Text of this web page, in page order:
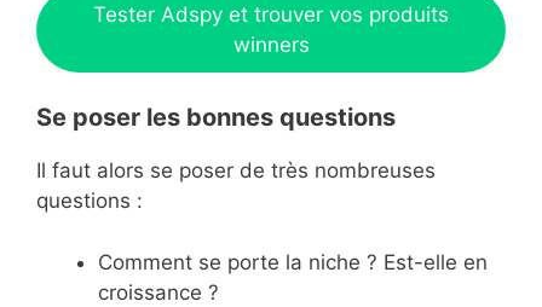
Tester Adspy et trouver vos produits
winners
Se poser les bonnes questions
Il faut alors se poser de très nombreuses
questions :
Comment se porte la niche ? Est-elle en
croissance ?